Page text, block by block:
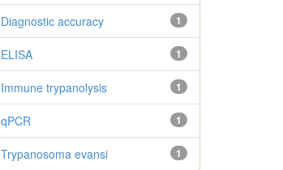
1
Diagnostic accuracy
1
ELISA
1
Immune trypanolysis
1
qPCR
1
Trypanosoma evansi